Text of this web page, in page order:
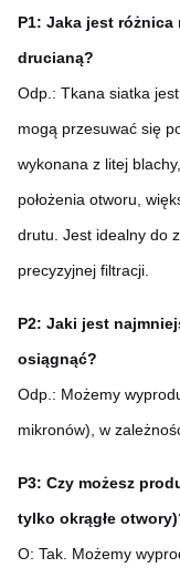
P1: Jaka jest
drucianą?
Odp.: Tkana siatka
mogą przesuwać się
wykonana z litej
położenia otworu,
drutu. Jest idealny do
precyzyjnej filtracji.
P2: Jaki jest
osiągnąć?
Odp.: Możemy
mikronów), w
P3: Czy możesz
tylko okrągłe
O: Tak. Możemy